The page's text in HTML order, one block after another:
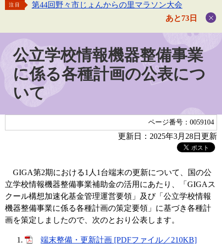
注目
第44回野々市じょんからの里マラソン大会
あと73日
公立学校情報機器整備事業
に係る各種計画の公表につ
いて
ページ番号：0059104
更新日：2025年3月28日更新
GIGA第2期における1人1台端末の更新について、国の公
立学校情報機器整備事業補助金の活用にあたり、「GIGAス
クール構想加速化基金管理運営要領」及び「公立学校情報
機器整備事業に係る各種計画の策定要領」に基づき各種計
画を策定しましたので、次のとおり公表します。
端末整備・更新計画 [PDFファイル／210KB]